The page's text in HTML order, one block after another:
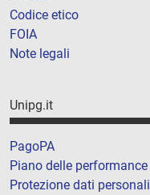
Codice etico
FOIA
Note legali
Unipg.it
PagoPA
Piano delle performance
Protezione dati personali